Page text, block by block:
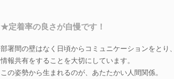
★定着率の良さが自慢です！
部署間の壁はなく日頃からコミュニケーションをとり、
情報共有をすることを大切にしています。
この姿勢から生まれるのが、あたたかい人間関係。